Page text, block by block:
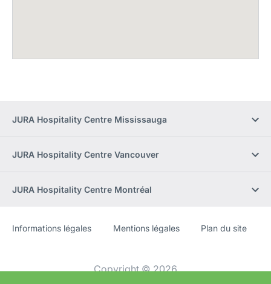
JURA Hospitality Centre Mississauga
JURA Hospitality Centre Vancouver
JURA Hospitality Centre Montréal
Site
[Website
Informations légales Mentions légales Plan du site
Copyright © 2026